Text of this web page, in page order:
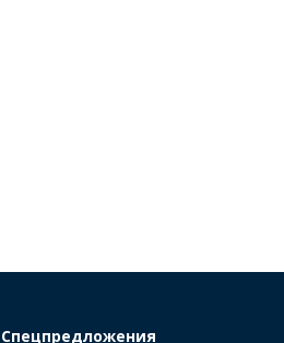
Спецпредложения